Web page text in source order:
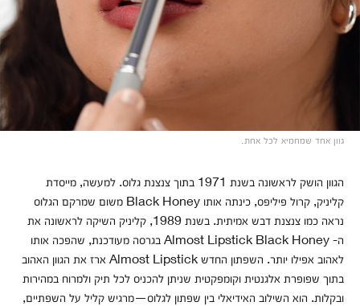
גוון אחד שמחמיא לכל אחת.
הגוון הושק לראשונה בשנת 1971 בתוך צנצנת גלוס. למעשה, מייסדת
קליניק, קרול פיליפס, כינתה אותו Black Honey משום שמרקם הגלוס
נראה כמו צנצנת דבש אמיתית. בשנת 1989, קליניק השיקה לראשונה את
ה- Almost Lipstick Black Honey בגרסה מעודכנת, שהפכה אותו
לאהוב אפילו יותר. השפתון החדש Almost Lipstick ארז את הגוון האהוב
בתוך שפופרת אלגנטית וקומפקטית שניתן להכניס לכל תיק ולמרוח במהירות
ובקלות. הוא השילוב האידיאלי בין שפתון לגלוס—מרגיש קליל על השפתיים,